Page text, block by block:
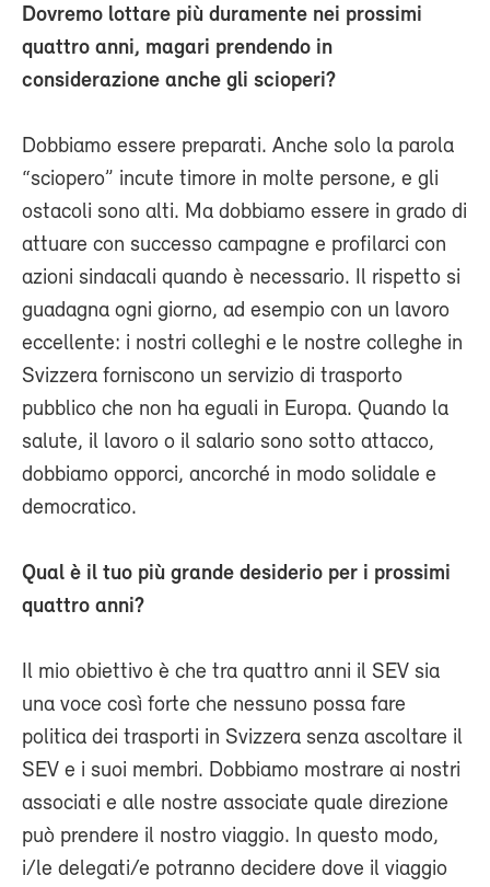
Dovremo lottare più duramente nei prossimi
quattro anni, magari prendendo in
considerazione anche gli scioperi?
Dobbiamo essere preparati. Anche solo la parola
“sciopero” incute timore in molte persone, e gli
ostacoli sono alti. Ma dobbiamo essere in grado di
attuare con successo campagne e profilarci con
azioni sindacali quando è necessario. Il rispetto si
guadagna ogni giorno, ad esempio con un lavoro
eccellente: i nostri colleghi e le nostre colleghe in
Svizzera forniscono un servizio di trasporto
pubblico che non ha eguali in Europa. Quando la
salute, il lavoro o il salario sono sotto attacco,
dobbiamo opporci, ancorché in modo solidale e
democratico.
Qual è il tuo più grande desiderio per i prossimi
quattro anni?
Il mio obiettivo è che tra quattro anni il SEV sia
una voce così forte che nessuno possa fare
politica dei trasporti in Svizzera senza ascoltare il
SEV e i suoi membri. Dobbiamo mostrare ai nostri
associati e alle nostre associate quale direzione
può prendere il nostro viaggio. In questo modo,
i/le delegati/e potranno decidere dove il viaggio